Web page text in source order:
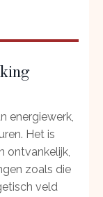
energiewerk,
Het is
ontvankelijk,
zoals die
veld